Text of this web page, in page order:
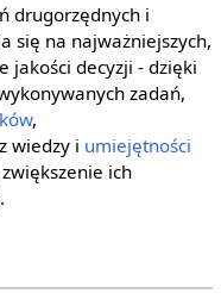
drugorzędnych i
się na najważniejszych,
jakości decyzji - dzięki
zadań,
,
wiedzy i umiejętności
ich